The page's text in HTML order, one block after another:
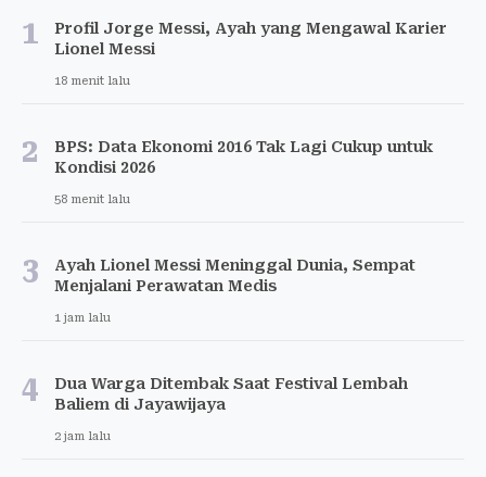
1
Profil Jorge Messi, Ayah yang Mengawal Karier
Lionel Messi
18 menit lalu
2
BPS: Data Ekonomi 2016 Tak Lagi Cukup untuk
Kondisi 2026
58 menit lalu
3
Ayah Lionel Messi Meninggal Dunia, Sempat
Menjalani Perawatan Medis
1 jam lalu
4
Dua Warga Ditembak Saat Festival Lembah
Baliem di Jayawijaya
2 jam lalu